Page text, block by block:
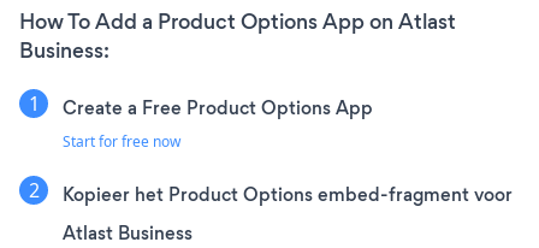
How To Add a Product Options App on Atlast
Business:
Create a Free Product Options App
Start for free now
Kopieer het Product Options embed-fragment voor
Atlast Business